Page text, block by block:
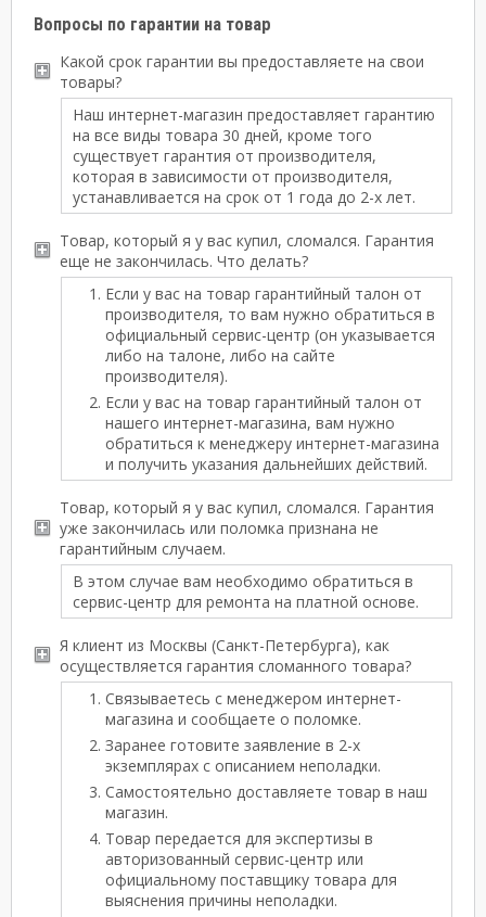
Вопросы по гарантии на товар
Какой срок гарантии вы предоставляете на свои
товары?
Наш интернет-магазин предоставляет гарантию
на все виды товара 30 дней, кроме того
существует гарантия от производителя,
которая в зависимости от производителя,
устанавливается на срок от 1 года до 2-х лет.
Товар, который я у вас купил, сломался. Гарантия
еще не закончилась. Что делать?
Если у вас на товар гарантийный талон от
производителя, то вам нужно обратиться в
официальный сервис-центр (он указывается
либо на талоне, либо на сайте
производителя).
Если у вас на товар гарантийный талон от
нашего интернет-магазина, вам нужно
обратиться к менеджеру интернет-магазина
и получить указания дальнейших действий.
Товар, который я у вас купил, сломался. Гарантия
уже закончилась или поломка признана не
гарантийным случаем.
В этом случае вам необходимо обратиться в
сервис-центр для ремонта на платной основе.
Я клиент из Москвы (Санкт-Петербурга), как
осуществляется гарантия сломанного товара?
Связываетесь с менеджером интернет-
магазина и сообщаете о поломке.
Заранее готовите заявление в 2-х
экземплярах с описанием неполадки.
Самостоятельно доставляете товар в наш
магазин.
Товар передается для экспертизы в
авторизованный сервис-центр или
официальному поставщику товара для
выяснения причины неполадки.